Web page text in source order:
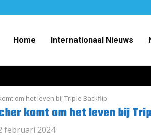
Home Internationaal Nieuws
om het leven bij Triple Backflip
komt om het leven bij
februari 2024